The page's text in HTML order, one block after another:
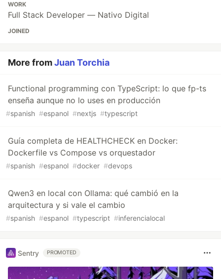
WORK
Full Stack Developer — Nativo Digital
JOINED
More fromJuan Torchia
Functional programming con TypeScript: lo que fp-ts
enseña aunque no lo uses en producción
#spanish #espanol #nextjs #typescript
Guía completa de HEALTHCHECK en Docker:
Dockerfile vs Compose vs orquestador
#spanish #espanol #docker #devops
Qwen3 en local con Ollama: qué cambió en la
arquitectura y si vale el cambio
#spanish #espanol #typescript #inferencialocal
Sentry PROMOTED